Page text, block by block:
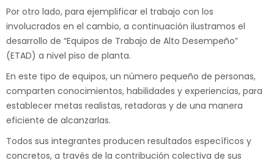
Por otro lado, para ejemplificar el trabajo con los
involucrados en el cambio, a continuación ilustramos el
desarrollo de “Equipos de Trabajo de Alto Desempeño”
(ETAD) a nivel piso de planta.
En este tipo de equipos, un número pequeño de personas,
comparten conocimientos, habilidades y experiencias, para
establecer metas realistas, retadoras y de una manera
eficiente de alcanzarlas.
Todos sus integrantes producen resultados específicos y
concretos, a través de la contribución colectiva de sus